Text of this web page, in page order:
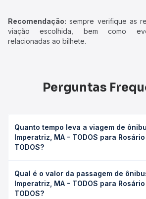
Recomendação: sempre verifique as
viação escolhida, bem como
relacionadas ao bilhete.
Perguntas
Quanto tempo leva a viagem de
Imperatriz, MA - TODOS para
TODOS?
Rosário Oeste, MT - TODOS leva em
podendo variar conforme a viação, o
(convencional, executivo ou leito) e as
Qual é o valor da passagem de
Imperatriz, MA - TODOS para
TODOS?